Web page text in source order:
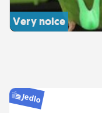
Very noice
Jedlo